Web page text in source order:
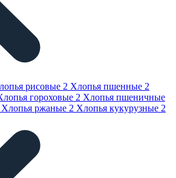
рисовые 2 Хлопья пшенные 2
гороховые 2 Хлопья пшеничные
Хлопья ржаные 2 Хлопья кукурузные 2